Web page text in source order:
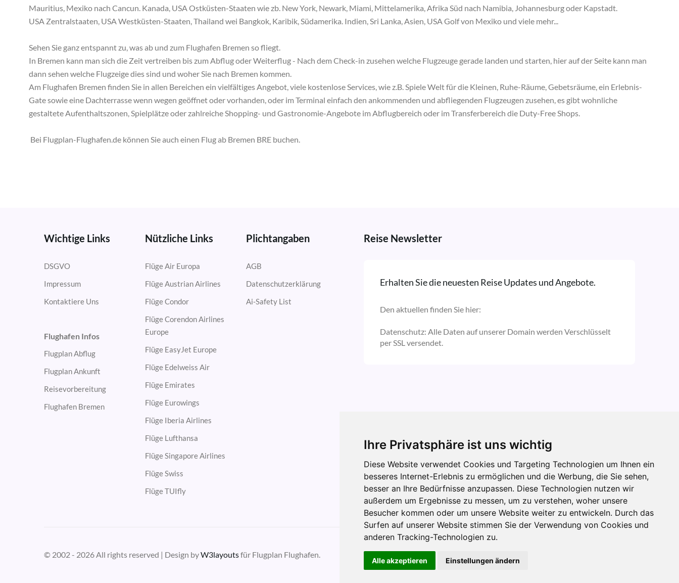
Ihre Privatsphäre ist uns wichtig
Diese Website verwendet Cookies und Targeting Technologien um Ihnen ein
besseres Internet-Erlebnis zu ermöglichen und die Werbung, die Sie sehen,
besser an Ihre Bedürfnisse anzupassen. Diese Technologien nutzen wir
außerdem um Ergebnisse zu messen, um zu verstehen, woher unsere
Besucher kommen oder um unsere Website weiter zu entwickeln. Durch das
Surfen auf unserer Website stimmen Sie der Verwendung von Cookies und
anderen Tracking-Technologien zu.
Alle akzeptieren Einstellungen ändern
Mauritius, Mexiko nach Cancun. Kanada, USA Ostküsten-Staaten wie zb. New York, Newark, Miami, Mittelamerika, Afrika Süd nach Namibia, Johannesburg oder Kapstadt.
USA Zentralstaaten, USA Westküsten-Staaten, Thailand wei Bangkok, Karibik, Südamerika. Indien, Sri Lanka, Asien, USA Golf von Mexiko und viele mehr...
Sehen Sie ganz entspannt zu, was ab und zum Flughafen Bremen so fliegt.
In Bremen kann man sich die Zeit vertreiben bis zum Abflug oder Weiterflug - Nach dem Check-in zusehen welche Flugzeuge gerade landen und starten, hier auf der Seite kann man
dann sehen welche Flugzeige dies sind und woher Sie nach Bremen kommen.
Am Flughafen Bremen finden Sie in allen Bereichen ein vielfältiges Angebot, viele kostenlose Services, wie z.B. Spiele Welt für die Kleinen, Ruhe-Räume, Gebetsräume, ein Erlebnis-
Gate sowie eine Dachterrasse wenn wegen geöffnet oder vorhanden, oder im Terminal einfach den ankommenden und abfliegenden Flugzeugen zusehen, es gibt wohnliche
gestaltete Aufenthaltszonen, Spielplätze oder zahlreiche Shopping- und Gastronomie-Angebote im Abflugbereich oder im Transferbereich die Duty-Free Shops.
Bei Flugplan-Flughafen.de können Sie auch einen Flug ab Bremen BRE buchen.
Wichtige Links
DSGVO
Impressum
Kontaktiere Uns
Flughafen Infos
Flugplan Abflug
Flugplan Ankunft
Reisevorbereitung
Flughafen Bremen
Nützliche Links
Flüge Air Europa
Flüge Austrian Airlines
Flüge Condor
Flüge Corendon Airlines
Europe
Flüge EasyJet Europe
Flüge Edelweiss Air
Flüge Emirates
Flüge Eurowings
Flüge Iberia Airlines
Flüge Lufthansa
Flüge Singapore Airlines
Flüge Swiss
Flüge TUIfly
Plichtangaben
AGB
Datenschutzerklärung
Ai-Safety List
Reise Newsletter
Erhalten Sie die neuesten Reise Updates und Angebote.
Den aktuellen finden Sie hier:
Datenschutz: Alle Daten auf unserer Domain werden Verschlüsselt
per SSL versendet.
© 2002 - 2026 All rights reserved | Design byW3layoutsfür Flugplan Flughafen.